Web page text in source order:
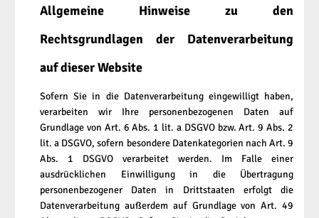
Allgemeine Hinweise zu den
Rechtsgrundlagen der Datenverarbeitung
auf dieser Website
Sofern Sie in die Datenverarbeitung eingewilligt haben,
verarbeiten wir Ihre personenbezogenen Daten auf
Grundlage von Art. 6 Abs. 1 lit. a DSGVO bzw. Art. 9 Abs. 2
lit. a DSGVO, sofern besondere Datenkategorien nach Art. 9
Abs. 1 DSGVO verarbeitet werden. Im Falle einer
ausdrücklichen Einwilligung in die Übertragung
personenbezogener Daten in Drittstaaten erfolgt die
Datenverarbeitung außerdem auf Grundlage von Art. 49